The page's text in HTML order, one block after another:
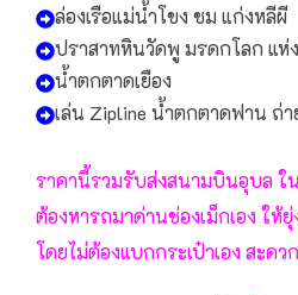
ล่องเรือแม่น้ำโขง ชม แก่งหลีผี
ปราสาทหินวัดพู มรดกโลก แห่
น้ำตกตาดเยือง
เล่น Zipline น้ำตกตาดฟาน ถ่า
ราคานี้รวมรับส่งสนามบินอุบล ใ
ต้องหารถมาด่านช่องเม็กเอง ให้ยุ่
โดยไม่ต้องแบกกระเป๋าเอง สะด